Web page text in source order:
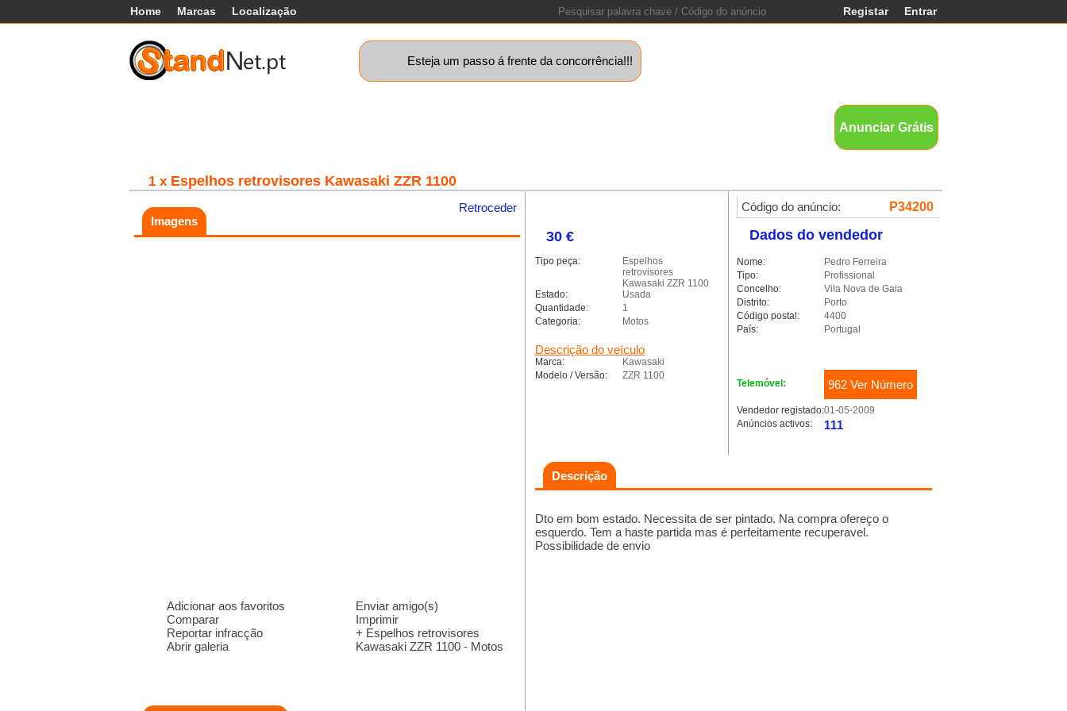
Home Marcas Localização Entrar
Registar
Esteja um passo á frente da concorrência!!!
Anunciar Grátis
1 x Espelhos retrovisores Kawasaki ZZR 1100
Retroceder
Imagens
Adicionar aos favoritos
Comparar
Reportar infracção
Abrir galeria
Enviar amigo(s)
Imprimir
+ Espelhos retrovisores
Kawasaki ZZR 1100 - Motos
30 €
Tipo peça:
Espelhos
retrovisores
Kawasaki ZZR 1100
Estado:
Usada
Quantidade:
1
Categoria:
Motos
Descrição do veículo
Marca:
Kawasaki
Modelo / Versão:
ZZR 1100
Descrição
Dto em bom estado. Necessita de ser pintado. Na compra ofereço o
esquerdo. Tem a haste partida mas é perfeitamente recuperavel.
Possibilidade de envio
P34200
Código do anúncio:
Dados do vendedor
Nome:
Pedro Ferreira
Tipo:
Profissional
Concelho:
Vila Nova de Gaia
Distrito:
Porto
Código postal:
4400
País:
Portugal
Telemóvel: 962 Ver Número
Vendedor registado:01-05-2009
Anúncios activos:
111